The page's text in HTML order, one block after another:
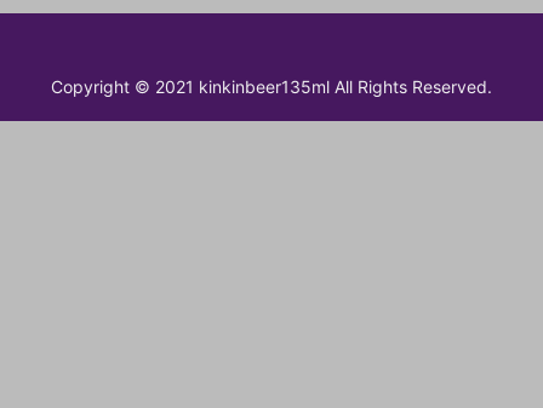
Copyright © 2021 kinkinbeer135ml All Rights Reserved.